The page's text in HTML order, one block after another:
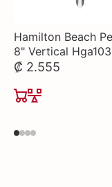
Hamilton Beach
8" Vertical Hga103
₡ 2.555